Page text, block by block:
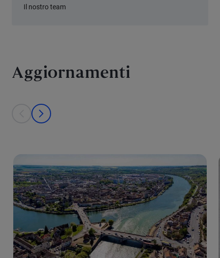
Il nostro team
Aggiornamenti
This is a carousel with individual cards. Use the previous and next
prev
next